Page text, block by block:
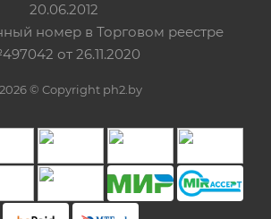
20.06.2012
номер в Торговом реестре
от 26.11.2020
2026 © Copyright ph2.by